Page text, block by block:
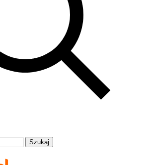
Szukaj